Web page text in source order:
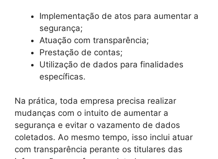
Implementação de atos para aumentar a
segurança;
Atuação com transparência;
Prestação de contas;
Utilização de dados para finalidades
específicas.
Na prática, toda empresa precisa realizar
mudanças com o intuito de aumentar a
segurança e evitar o vazamento de dados
coletados. Ao mesmo tempo, isso inclui atuar
com transparência perante os titulares das